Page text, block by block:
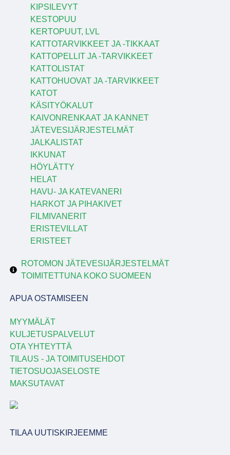
KIPSILEVYT
KESTOPUU
KERTOPUUT, LVL
KATTOTARVIKKEET JA -TIKKAAT
KATTOPELLIT JA -TARVIKKEET
KATTOLISTAT
KATTOHUOVAT JA -TARVIKKEET
KATOT
KÄSITYÖKALUT
KAIVONRENKAAT JA KANNET
JÄTEVESIJÄRJESTELMÄT
JALKALISTAT
IKKUNAT
HÖYLÄTTY
HELAT
HAVU- JA KATEVANERI
HARKOT JA PIHAKIVET
FILMIVANERIT
ERISTEVILLAT
ERISTEET
ROTOMON JÄTEVESIJÄRJESTELMÄT
TOIMITETTUNA KOKO SUOMEEN
APUA OSTAMISEEN
MYYMÄLÄT
KULJETUSPALVELUT
OTA YHTEYTTÄ
TILAUS - JA TOIMITUSEHDOT
TIETOSUOJASELOSTE
MAKSUTAVAT
TILAA UUTISKIRJEEMME